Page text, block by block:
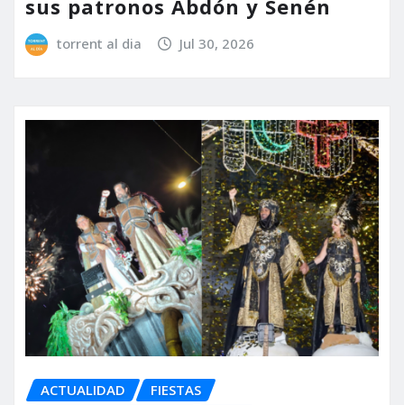
sus patronos Abdón y Senén
torrent al dia Jul 30, 2026
ACTUALIDAD
FIESTAS